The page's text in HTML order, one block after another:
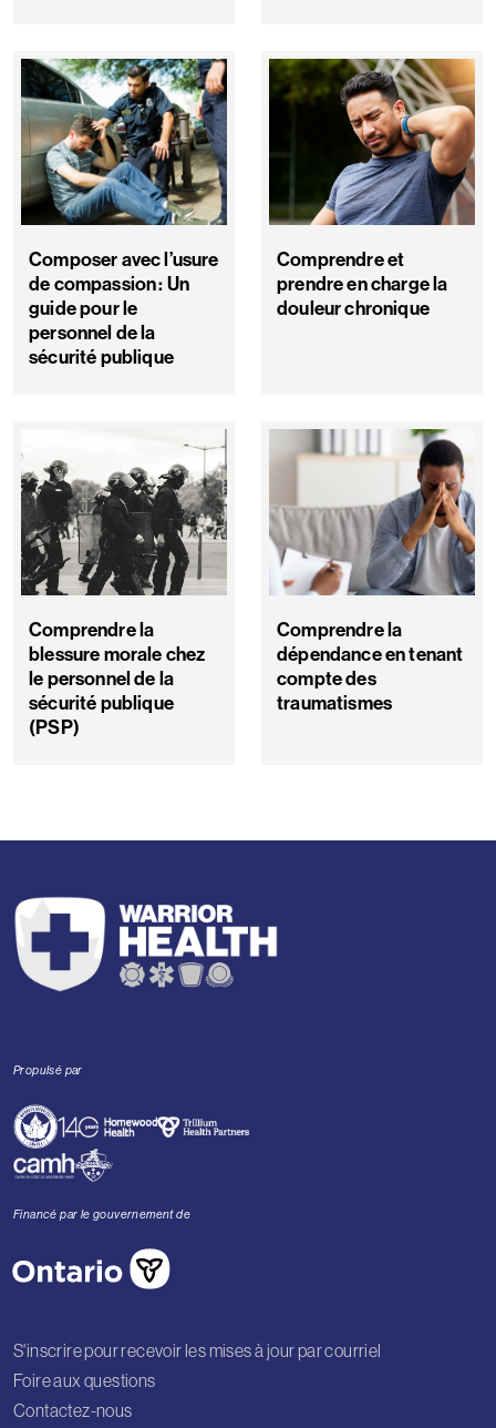
Composer avec l’usure
de compassion : Un
guide pour le
personnel de la
sécurité publique
Comprendre et
prendre en charge la
douleur chronique
Comprendre la
blessure morale chez
le personnel de la
sécurité publique
(PSP)
Comprendre la
dépendance en tenant
compte des
traumatismes
Propulsé par
Financé par le gouvernement de
S'inscrire pour recevoir les mises à jour par courriel
Foire aux questions
Contactez-nous